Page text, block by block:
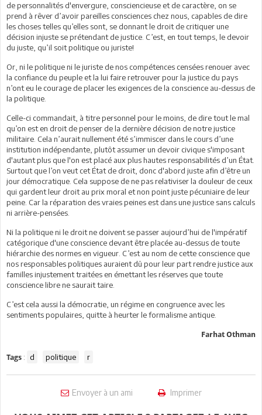
de personnalités d'envergure, consciencieuse et de caractère, on se
prend à rêver d’avoir pareilles consciences chez nous, capables de dire
les choses telles qu’elles sont, se donnant le droit de critiquer une
décision injuste se prétendant de justice. C’est, en tout temps, le devoir
du juste, qu’il soit politique ou juriste!
Or, ni le politique ni le juriste de nos compétences censées renouer avec
la confiance du peuple et la lui faire retrouver pour la justice du pays
n’ont eu le courage de placer les exigences de la conscience au-dessus de
la politique.
Celle-ci commandait, à titre personnel pour le moins, de dire tout le mal
qu’on est en droit de penser de la dernière décision de notre justice
militaire. Cela n’aurait nullement été s’immiscer dans le cours d’une
institution indépendante, plutôt assumer un devoir civique s'imposant
d'autant plus que l'on est placé aux plus hautes responsabilités d’un État.
Surtout que l’on veut cet État de droit, donc d'abord juste afin d’être un
jour démocratique. Cela suppose de ne pas relativiser la douleur de ceux
qui gardent leur droit au prix moral et non point juste pécuniaire de leur
peine. Car la réparation des vraies peines est dans une justice sans calculs
ni arrière-pensées.
Ni la politique ni le droit ne doivent se passer aujourd’hui de l'impératif
catégorique d'une conscience devant être placée au-dessus de toute
hiérarchie des normes en vigueur. C’est au nom de cette conscience que
nos responsables politiques auraient dû pour leur part rendre justice aux
familles injustement traitées en émettant les réserves que toute
conscience libre ne saurait taire.
C’est cela aussi la démocratie, un régime en congruence avec les
sentiments populaires, quitte à heurter le formalisme antique.
Farhat Othman
Tags : d politique r
Envoyer à un ami Imprimer